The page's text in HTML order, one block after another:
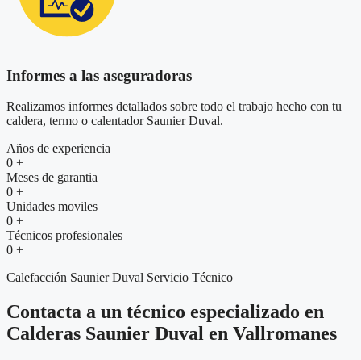
Informes a las aseguradoras
Realizamos informes detallados sobre todo el trabajo hecho con tu
caldera, termo o calentador Saunier Duval.
Años de experiencia
0 +
Meses de garantia
0 +
Unidades moviles
0 +
Técnicos profesionales
0 +
Calefacción Saunier Duval Servicio Técnico
Contacta a un técnico especializado en
Calderas Saunier Duval en Vallromanes